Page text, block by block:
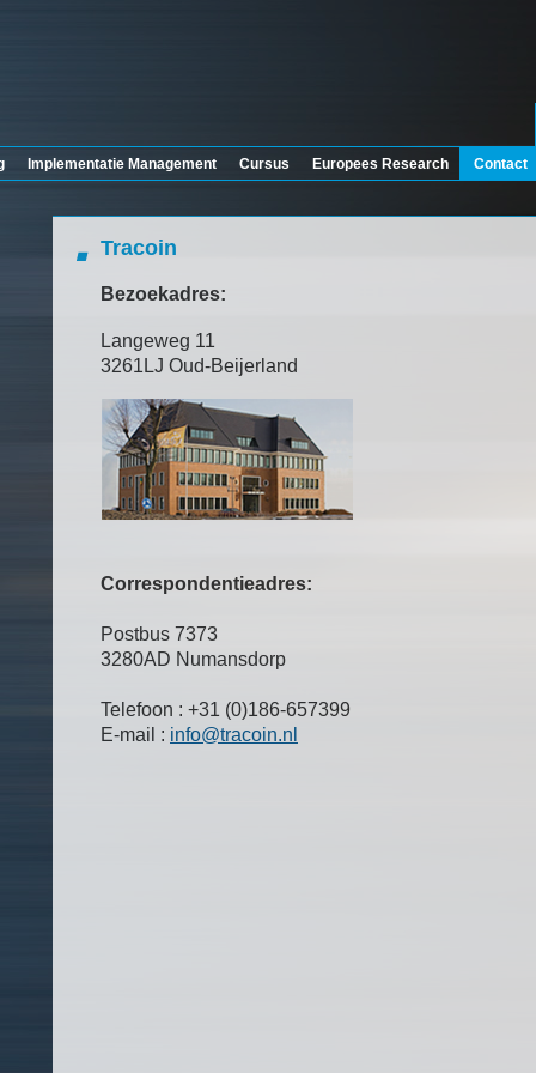
Implementatie Management Cursus Europees Research Contact
Tracoin
Bezoekadres:
Langeweg 11
3261LJ Oud-Beijerland
Correspondentieadres:
Postbus 7373
3280AD Numansdorp
Telefoon : +31 (0)186-657399
E-mail : info@tracoin.nl